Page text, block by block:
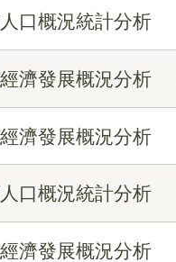
口概況統計分析
濟發展概況分析
濟發展概況分析
口概況統計分析
濟發展概況分析